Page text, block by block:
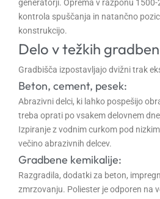
generatorji. Oprema v razponu 1500-
kontrola spuščanja in natančno
konstrukcijo.
Delo v težkih
Gradbišča izpostavljajo dvižni trak
Beton, cement, pesek:
Abrazivni delci, ki lahko pospešijo
treba oprati po vsakem delovnem
Izpiranje z vodnim curkom pod
večino abrazivnih delcev.
Gradbene kemikalije:
Razgradila, dodatki za beton,
zmrzovanju. Poliester je odporen na